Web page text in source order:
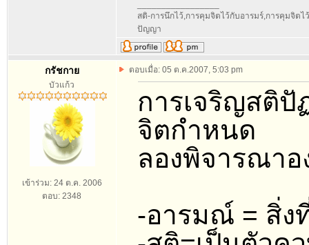
สติ-การนึกไว้,การคุมจิตไว้กับอารมร์,การคุมจิต
ปัญญา
กรัชกาย
บัวแก้ว
เข้าร่วม: 24 ต.ค. 2006
ตอบ: 2348
ตอบเมื่อ: 05 ต.ค.2007, 5:03 pm
การเจริญสติ
จิตกำหนด
ลองพิจารณา
-อารมณ์ = สิ่ง